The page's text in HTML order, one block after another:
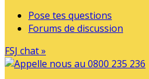
Pose tes questions
Forums de discussion
FSJ chat »